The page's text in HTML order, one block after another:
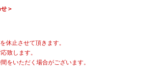
＞
休止させて頂きます。
致します。
をいただく場合がございます。